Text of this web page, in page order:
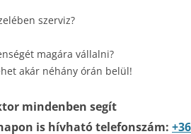
szerviz?
magára vállalni?
akár néhány órán belül!
mindenben segít
is hívható telefonszám: